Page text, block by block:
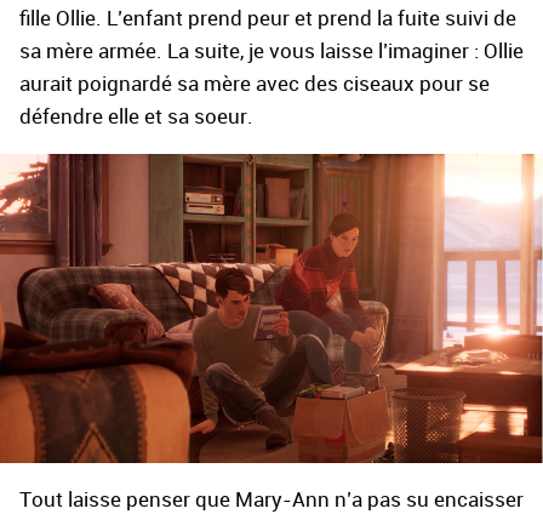
fille Ollie. L’enfant prend peur et prend la fuite suivi de
sa mère armée. La suite, je vous laisse l’imaginer : Ollie
aurait poignardé sa mère avec des ciseaux pour se
défendre elle et sa soeur.
Tout laisse penser que Mary-Ann n’a pas su encaisser